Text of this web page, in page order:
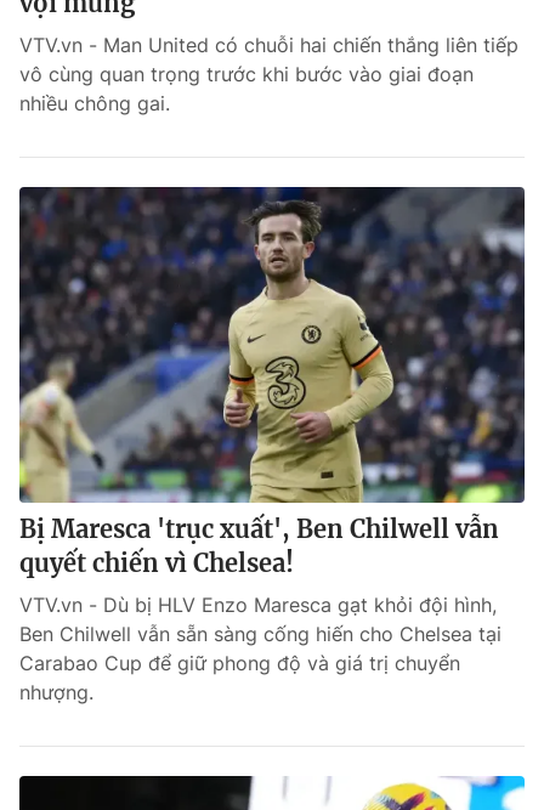
VTV.vn - Man United có chuỗi hai chiến thắng liên tiếp
vô cùng quan trọng trước khi bước vào giai đoạn
nhiều chông gai.
Bị Maresca 'trục xuất', Ben Chilwell vẫn
quyết chiến vì Chelsea!
VTV.vn - Dù bị HLV Enzo Maresca gạt khỏi đội hình,
Ben Chilwell vẫn sẵn sàng cống hiến cho Chelsea tại
Carabao Cup để giữ phong độ và giá trị chuyển
nhượng.